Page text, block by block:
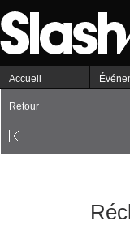
Accueil
Retour